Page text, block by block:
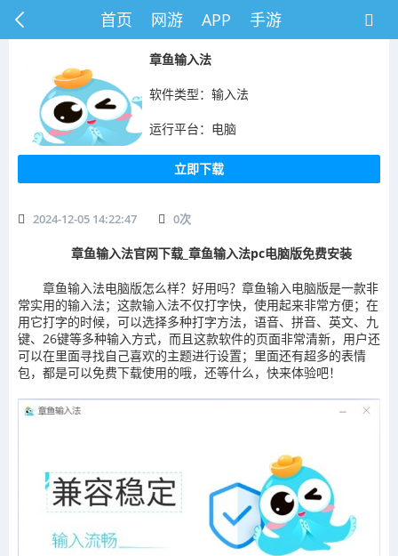
首页 网游 APP 手游
章鱼输入法
软件类型：输入法
运行平台：电脑
立即下载
2024-12-05 14:22:47 0次
章鱼输入法官网下载_章鱼输入法pc电脑版免费安装
章鱼输入法电脑版怎么样？好用吗？章鱼输入电脑版是一款非
常实用的输入法；这款输入法不仅打字快，使用起来非常方便；在
用它打字的时候，可以选择多种打字方法，语音、拼音、英文、九
键、26键等多种输入方式，而且这款软件的页面非常清新，用户还
可以在里面寻找自己喜欢的主题进行设置；里面还有超多的表情
包，都是可以免费下载使用的哦，还等什么，快来体验吧！